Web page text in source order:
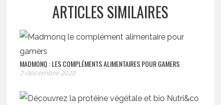
ARTICLES SIMILAIRES
MADMONQ : LES COMPLÉMENTS ALIMENTAIRES POUR GAMERS
7 décembre 2022